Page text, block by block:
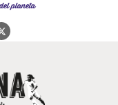
planeta